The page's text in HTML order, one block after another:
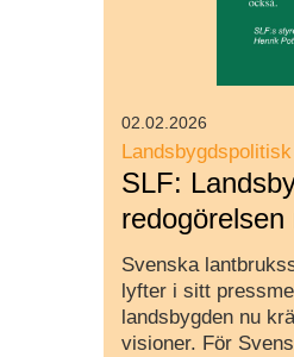
SLF:
Svenska
lyfter i sitt
landsbygden nu
visioner. För
02.02.2026